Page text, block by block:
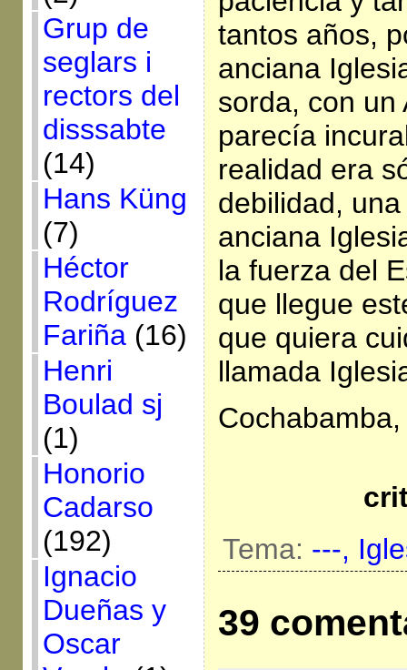
Grup de
seglars i
rectors del
disssabte
(14)
Hans Küng
(7)
Héctor
Rodríguez
Fariña(16)
Henri
Boulad sj
(1)
Honorio
Cadarso
(192)
Ignacio
Dueñas y
Oscar
tantos años,
anciana
sorda, con un
parecía
realidad era
debilidad,
anciana
la fuerza del
que llegue
que quiera
llamada
Tema: ---,
39